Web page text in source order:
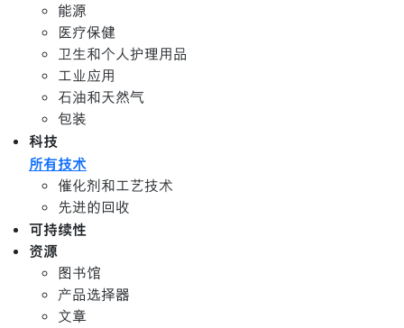
能源
医疗保健
卫生和个人护理用品
工业应用
石油和天然气
包装
科技
所有技术
催化剂和工艺技术
先进的回收
可持续性
资源
图书馆
产品选择器
文章